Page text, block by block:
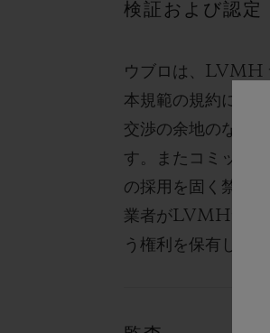
検証および認定
ウブロは、LVMH
本規範の規約に同
交渉の余地のない
す。またコミット
の採用を固く禁じ
業者がLVMHサプ
う権利を保有します